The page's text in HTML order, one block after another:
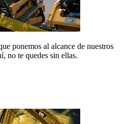
ponemos al alcance de nuestros
no te quedes sin ellas.